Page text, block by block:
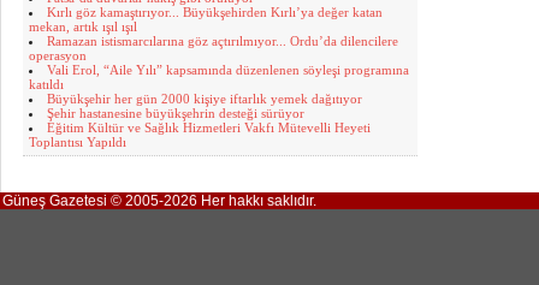
Kırlı göz kamaştırıyor... Büyükşehirden Kırlı’ya değer katan
mekan, artık ışıl ışıl
Ramazan istismarcılarına göz açtırılmıyor... Ordu’da dilencilere
operasyon
Vali Erol, “Aile Yılı” kapsamında düzenlenen söyleşi programına
katıldı
Büyükşehir her gün 2000 kişiye iftarlık yemek dağıtıyor
Şehir hastanesine büyükşehrin desteği sürüyor
Eğitim Kültür ve Sağlık Hizmetleri Vakfı Mütevelli Heyeti
Toplantısı Yapıldı
Güneş Gazetesi © 2005-2026 Her hakkı saklıdır.